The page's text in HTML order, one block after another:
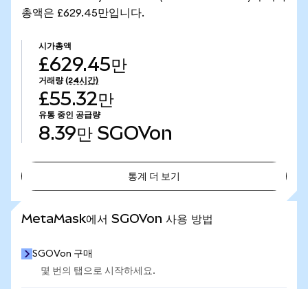
총액은 £629.45만입니다.
시가총액
£629.45만
거래량 (24시간)
£55.32만
유통 중인 공급량
8.39만 SGOVon
통계 더 보기
MetaMask에서 SGOVon 사용 방법
SGOVon 구매
몇 번의 탭으로 시작하세요.